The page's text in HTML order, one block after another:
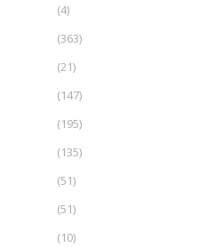
(4)
(363)
(21)
(147)
(195)
(135)
(51)
(51)
(10)